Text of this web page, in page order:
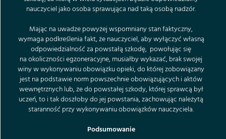
nauczyciel jako osoba sprawująca nad taką osobą nadzór.
Mając na uwadze powyżej wspomniany stan faktyczny,
wymaga podkreślenia fakt, że nauczyciel, aby wyłączyć własną
odpowiedzialność za powstałą szkodę, powołując się
na okoliczności egzoneracyjne, musiałby wykazać, brak swojej
winy w wykonywaniu obowiązku opieki, do której zobowiązany
jest na podstawie norm powszechnie obowiązujących i aktów
wewnętrznych lub, że do powstałej szkody, której sprawcą był
uczeń, to i tak doszłoby do jej powstania, zachowując należytą
staranność przy wykonywaniu obowiązków nauczyciela.
Podsumowanie